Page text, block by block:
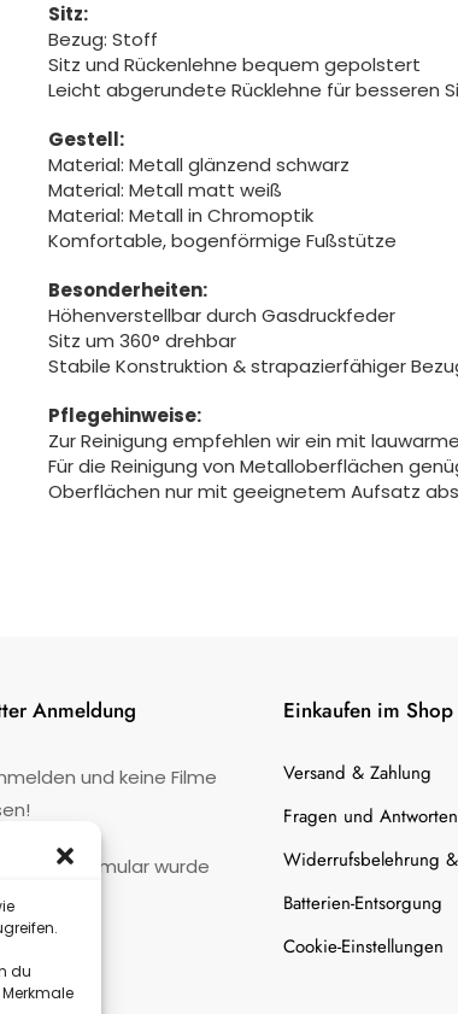
du
Sitz:
Bezug: Stoff
Sitz und Rückenlehne bequem gepolstert
Leicht abgerundete Rücklehne für besseren
Gestell:
Material: Metall glänzend schwarz
Material: Metall matt weiß
Material: Metall in Chromoptik
Komfortable, bogenförmige Fußstütze
Besonderheiten:
Höhenverstellbar durch Gasdruckfeder
Sitz um 360° drehbar
Stabile Konstruktion & strapazierfähiger
Pflegehinweise:
Zur Reinigung empfehlen wir ein mit
Für die Reinigung von Metalloberflächen
Oberflächen nur mit geeignetem Aufsatz
Anmeldung
und keine Filme
Kontaktformular wurde
Einkaufen im Shop
Versand & Zahlung
Fragen und
Widerrufsbelehrung
Batterien-Entsorgung
Cookie-Einstellungen